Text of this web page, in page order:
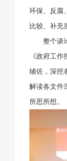
环保、反腐
比较、补充
整个谈
《政府工
辅佐，深挖
解读各文件
所思所想。